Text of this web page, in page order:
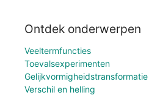
Ontdek onderwerpen
Veeltermfuncties
Toevalsexperimenten
Verschil en helling